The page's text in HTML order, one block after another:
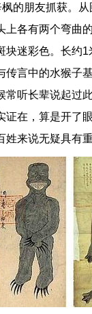
的朋友抓获。
各有两个弯曲
迷彩色。长约
言中的水猴子
听长辈说起过
在，算是开了
来说无疑具有重